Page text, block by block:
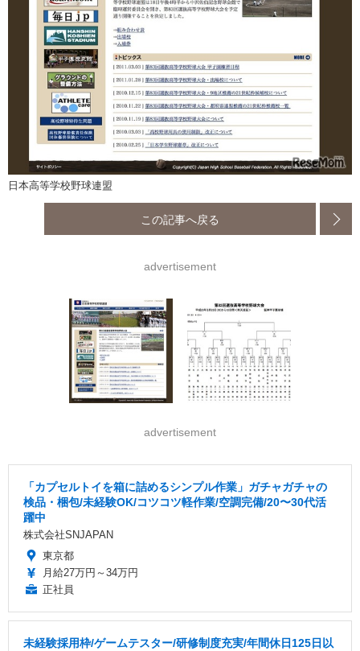
日本高等学校野球連盟
この記事へ戻る
advertisement
advertisement
「カプセルトイを箱に詰めるシンプル作業」ガチャガチャの
検品・梱包/未経験OK/コツコツ軽作業/空調完備/20〜30代活
躍中
株式会社SNJAPAN
東京都
月給27万円～34万円
正社員
未経験採用枠/ゲームテスター/研修制度充実/年間休日125日以